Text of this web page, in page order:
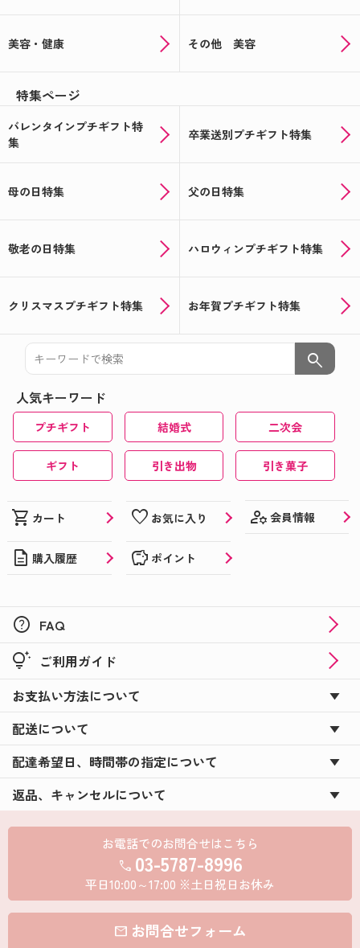
美容・健康 その他 美容
特集ページ
バレンタインプチギフト特
集
卒業送別プチギフト特集
母の日特集 父の日特集
敬老の日特集 ハロウィンプチギフト特集
クリスマスプチギフト特集 お年賀プチギフト特集
search
人気キーワード
プチギフト 結婚式 二次会
ギフト 引き出物 引き菓子
shopping_cart カート favorite お気に入り manage_accounts 会員情報
description 購入履歴 savings ポイント
help FAQ
tips_and_updates ご利用ガイド
お支払い方法について
配送について
配達希望日、時間帯の指定について
返品、キャンセルについて
お電話でのお問合せはこちら
call 03-5787-8996
平日10:00～17:00 ※土日祝日お休み
mail お問合せフォーム